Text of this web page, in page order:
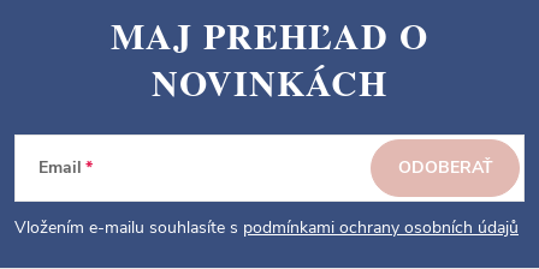
p
MAJ PREHĽAD O
NOVINKÁCH
Email
Vložením e-mailu souhlasíte s podmínkami ochrany osobních údajů
ODOBERAŤ